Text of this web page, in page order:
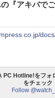
『アキバで
PC Hotline!をフォ
をチェック
Follow